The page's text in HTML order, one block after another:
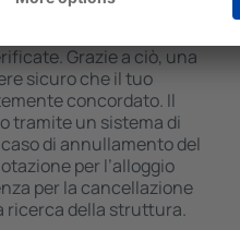
City.in}} possono
la tua struttura tramite
Grazie a ciò, una
sicuro che il tuo
concordato. Il
tramite un sistema di
di annullamento del
per l’alloggio
per la cancellazione
ricerca della struttura.